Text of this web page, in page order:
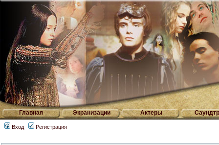
Главная Экранизации Актеры
Вход Регистрация